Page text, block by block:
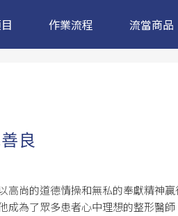
作業流程 流當商品
良
尚的道德情操和無私的奉獻精神
為了眾多患者心中理想的整形醫師